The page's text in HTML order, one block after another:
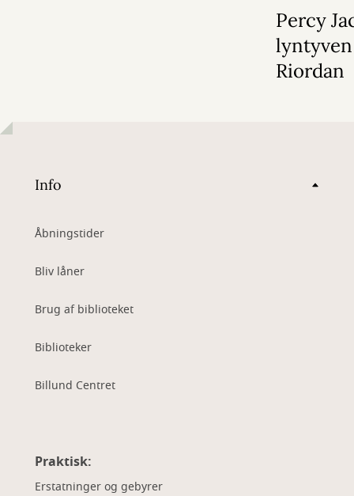
Percy
Riordan
Info
Åbningstider
Bliv låner
Brug af biblioteket
Biblioteker
Billund Centret
Praktisk:
Erstatninger og gebyrer